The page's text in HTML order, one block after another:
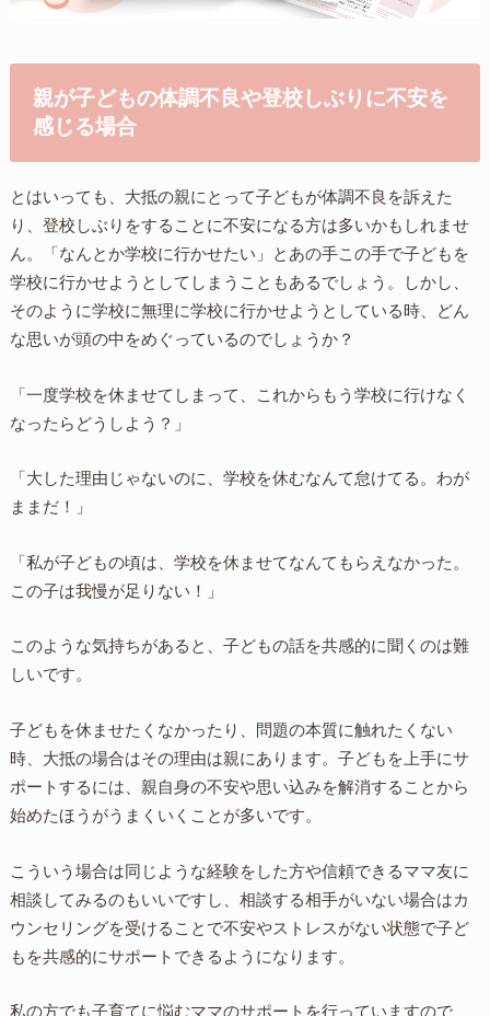
親が子どもの体調不良や登校しぶりに不安を
感じる場合
とはいっても、大抵の親にとって子どもが体調不良を訴えた
り、登校しぶりをすることに不安になる方は多いかもしれませ
ん。「なんとか学校に行かせたい」とあの手この手で子どもを
学校に行かせようとしてしまうこともあるでしょう。しかし、
そのように学校に無理に学校に行かせようとしている時、どん
な思いが頭の中をめぐっているのでしょうか？
「一度学校を休ませてしまって、これからもう学校に行けなく
なったらどうしよう？」
「大した理由じゃないのに、学校を休むなんて怠けてる。わが
ままだ！」
「私が子どもの頃は、学校を休ませてなんてもらえなかった。
この子は我慢が足りない！」
このような気持ちがあると、子どもの話を共感的に聞くのは難
しいです。
子どもを休ませたくなかったり、問題の本質に触れたくない
時、大抵の場合はその理由は親にあります。子どもを上手にサ
ポートするには、親自身の不安や思い込みを解消することから
始めたほうがうまくいくことが多いです。
こういう場合は同じような経験をした方や信頼できるママ友に
相談してみるのもいいですし、相談する相手がいない場合はカ
ウンセリングを受けることで不安やストレスがない状態で子ど
もを共感的にサポートできるようになります。
私の方でも子育てに悩むママのサポートを行っていますので、